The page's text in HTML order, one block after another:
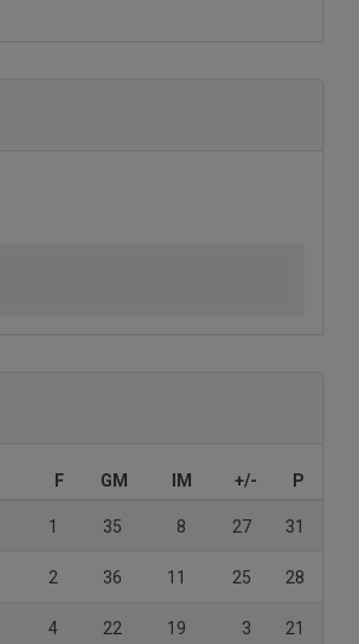
F GM IM +/- P
1 35 8 27 31
2 36 11 25 28
4 22 19 3 21